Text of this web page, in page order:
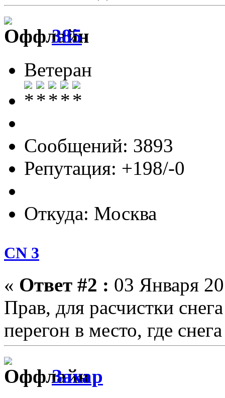
385
Ветеран
Сообщений: 3893
Репутация: +198/-0
Откуда: Москва
CN 3
« Ответ #2 : 03 Января
Прав, для расчистки
перегон в место, где
Захар